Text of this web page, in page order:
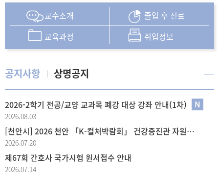
교수소개
졸업 후 진로
교육과정
취업정보
공지사항
2026-2학기 전공/교양 교과목 폐강 대상 강좌 안내(1차)
2026.08.03
[천안시] 2026 천안 「K-컬처박람회」 건강증진관 자원봉사자 신청
2026.07.20
제67회 간호사 국가시험 원서접수 안내
2026.07.14
상명공지